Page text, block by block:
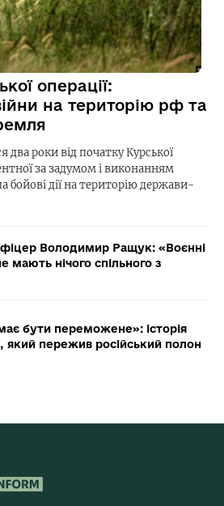
операції:
на територію рф та
два роки від початку Курської
за задумом і виконанням
бойові дії на територію держави-
Володимир Ращук: «Воєнні
мають нічого спільного з
бути переможене»: історія
який пережив російський полон